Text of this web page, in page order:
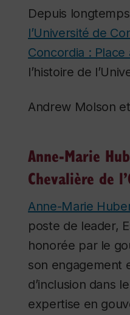
Depuis
l’Université de
Concordia :
l’histoire de
Andrew Molson
Anne-Marie
Chevalière de
Anne-Marie
poste de leader,
honorée par le
son engagement
d’inclusion dans
expertise en